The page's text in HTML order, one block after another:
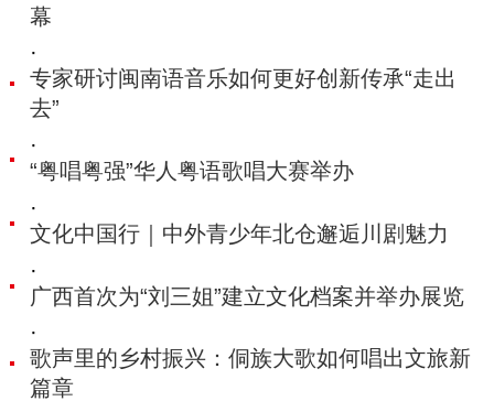
幕
·
专家研讨闽南语音乐如何更好创新传承“走出
去”
·
“粤唱粤强”华人粤语歌唱大赛举办
·
文化中国行｜中外青少年北仓邂逅川剧魅力
·
广西首次为“刘三姐”建立文化档案并举办展览
·
歌声里的乡村振兴：侗族大歌如何唱出文旅新
篇章